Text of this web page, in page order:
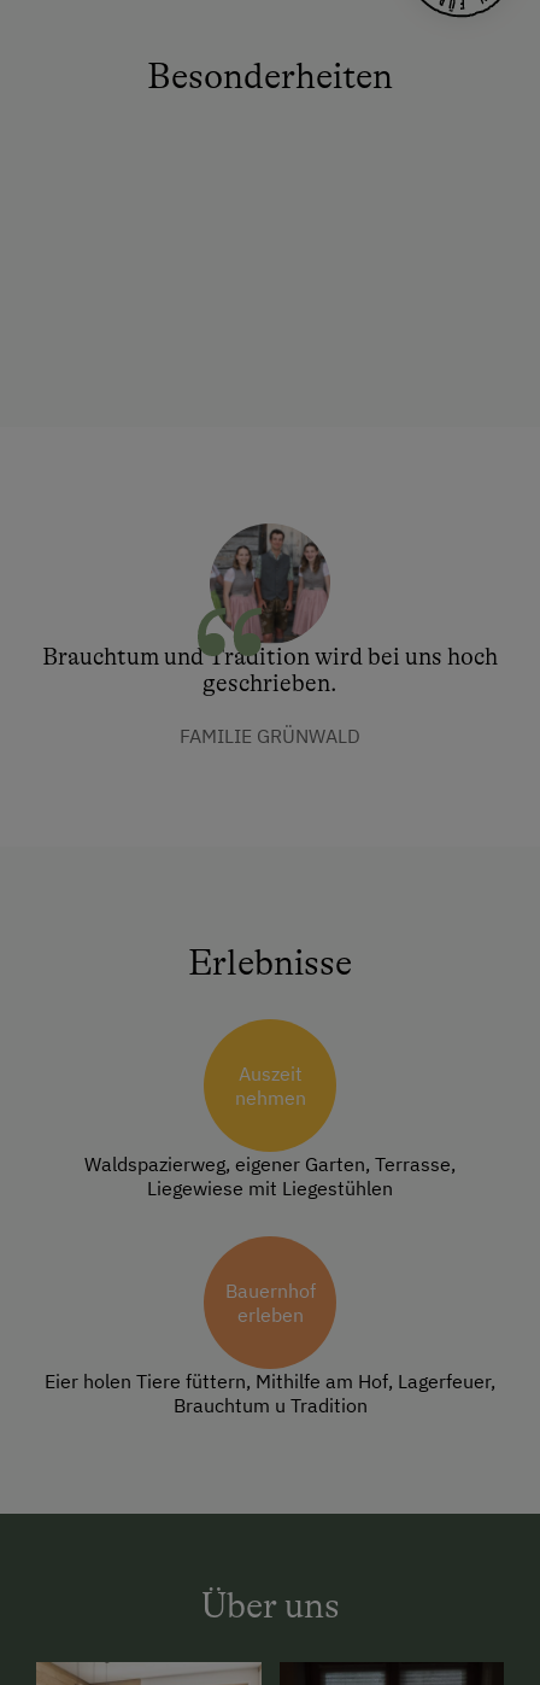
Besonderheiten
Brauchtum und Tradition wird bei uns hoch
geschrieben.
FAMILIE GRÜNWALD
Erlebnisse
Auszeit
nehmen
Waldspazierweg, eigener Garten, Terrasse,
Liegewiese mit Liegestühlen
Bauernhof
erleben
Eier holen Tiere füttern, Mithilfe am Hof, Lagerfeuer,
Brauchtum u Tradition
Über uns